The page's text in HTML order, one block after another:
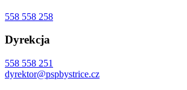
558 558 258
Dyrekcja
558 558 251
dyrektor@pspbystrice.cz